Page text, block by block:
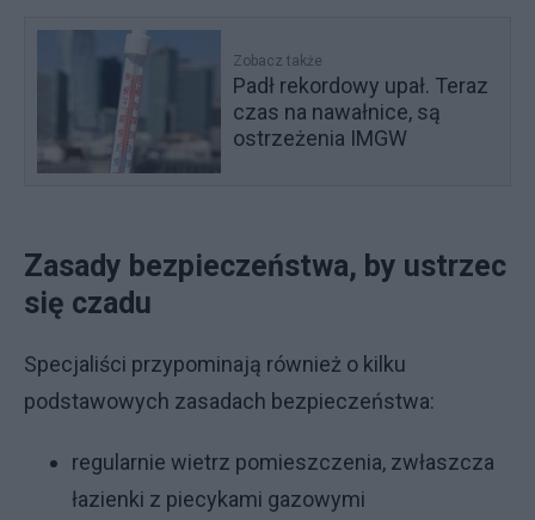
Zobacz także
Padł rekordowy upał. Teraz
czas na nawałnice, są
ostrzeżenia IMGW
Zasady bezpieczeństwa, by ustrzec
się czadu
Specjaliści przypominają również o kilku
podstawowych zasadach bezpieczeństwa:
regularnie wietrz pomieszczenia, zwłaszcza
łazienki z piecykami gazowymi